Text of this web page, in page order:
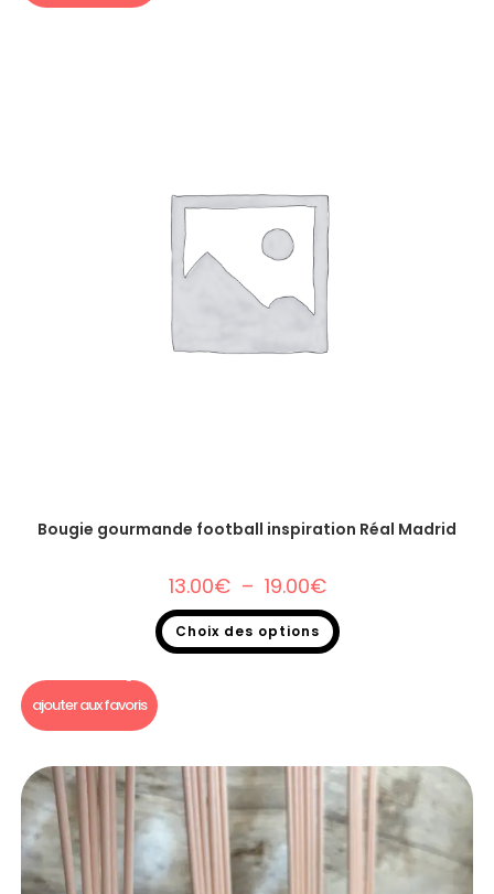
Bougie gourmande football inspiration Réal Madrid
13.00€ – 19.00€
Choix des options
ajouter aux favoris